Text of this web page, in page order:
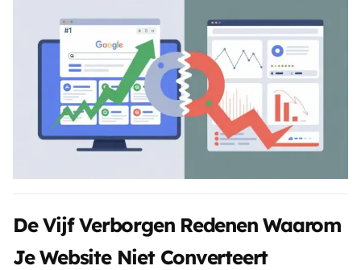
De Vijf Verborgen Redenen Waarom
Je Website Niet Converteert